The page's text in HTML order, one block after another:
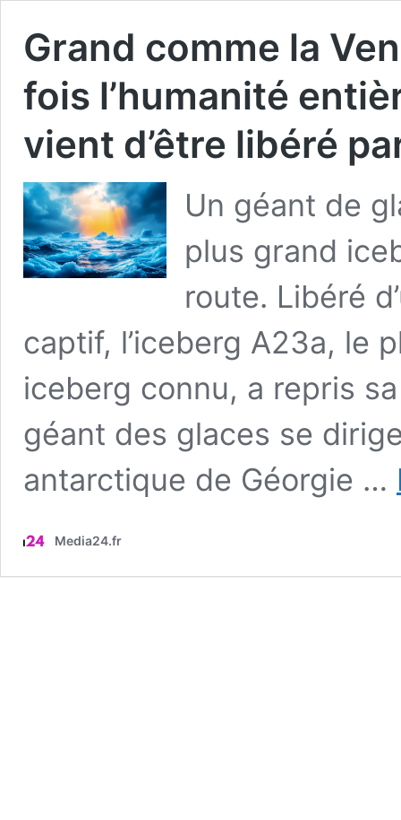
Grand comme la
fois l’humanité
vient d’être libéré
Un géant de
plus grand
route. Libéré
captif, l’iceberg A23a, le
iceberg connu, a repris
géant des glaces se
antarctique de Géorgie …
Media24.fr